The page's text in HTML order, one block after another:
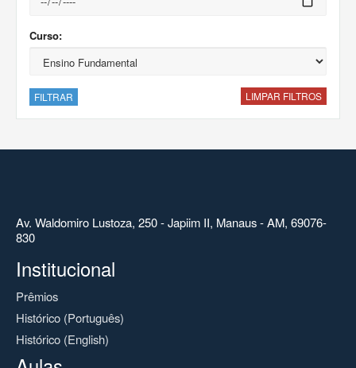
Curso:
FILTRAR LIMPAR FILTROS
Av. Waldomiro Lustoza, 250 - Japiim II, Manaus - AM, 69076-
830
Institucional
Prêmios
Histórico (Português)
Histórico (English)